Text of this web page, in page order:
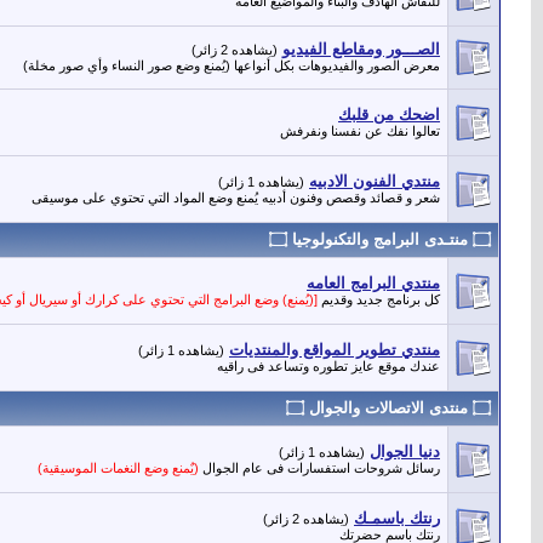
الصـــور ومقاطع الفيديو (يشاهده 2 زائر)
معرض الصور والفيديوهات بكل أنواعها (يُمنع وضع صور النساء وأي صور مخلة)
اضحك من قلبك
تعالوا نفك عن نفسنا ونفرفش
منتدي الفنون الادبيه (يشاهده 1 زائر)
شعر و قصائد وقصص وفنون أدبيه يُمنع وضع المواد التي تحتوي على موسيقى
۝ منتـدى البرامج والتكنولوجيا ۝
منتدي البرامج العامه
كل برنامج جديد وقديم [(يُمنع) وضع البرامج التي تحتوي على كرارك أو سيريال أو
منتدي تطوير المواقع والمنتديات (يشاهده 1 زائر)
عندك موقع عايز تطوره وتساعد فى راقيه
۝ منتدى الاتصالات والجوال ۝
دنيا الجوال (يشاهده 1 زائر)
رسائل شروحات استفسارات فى عام الجوال (يٌمنع وضع النغمات الموسيقية)
رنتك باسمـك (يشاهده 2 زائر)
رنتك باسم حضرتك